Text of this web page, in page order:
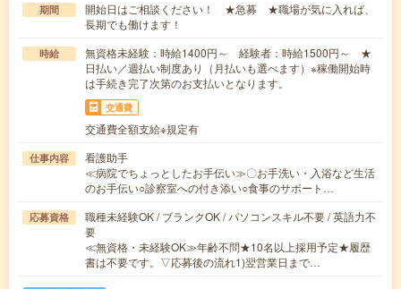
期間
開始日はご相談ください！ ★急募 ★職場が気に入れば、
長期でも働けます！
時給
無資格未経験：時給1400円～ 経験者：時給1500円～ ★
日払い／週払い制度あり（月払いも選べます）※稼働開始時
は手続き完了次第のお支払いとなります。
交通費
交通費全額支給※規定有
仕事内容
看護助手
≪病院でちょっとしたお手伝い≫〇お手洗い・入浴など生活
のお手伝い○診察室への付き添い○食事のサポート…
応募資格
職種未経験OK / ブランクOK / パソコンスキル不要 / 英語力不
要
≪無資格・未経験OK≫年齢不問★10名以上採用予定★履歴
書は不要です。▽応募後の流れ1)翌営業日まで…